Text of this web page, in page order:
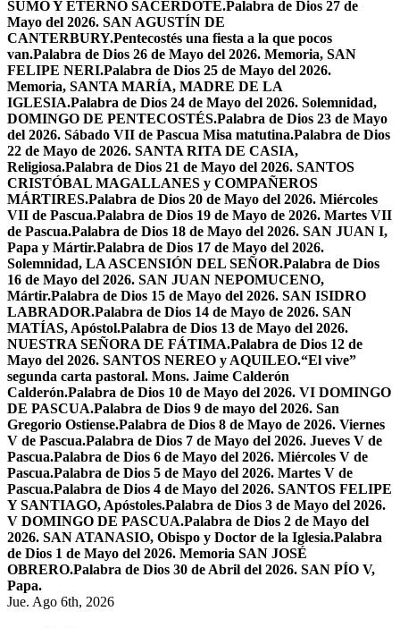
SUMO Y ETERNO SACERDOTE.Palabra de Dios 27 de
Mayo del 2026. SAN AGUSTÍN DE
CANTERBURY.Pentecostés una fiesta a la que pocos
van.Palabra de Dios 26 de Mayo del 2026. Memoria, SAN
FELIPE NERI.Palabra de Dios 25 de Mayo del 2026.
Memoria, SANTA MARÍA, MADRE DE LA
IGLESIA.Palabra de Dios 24 de Mayo del 2026. Solemnidad,
DOMINGO DE PENTECOSTÉS.Palabra de Dios 23 de Mayo
del 2026. Sábado VII de Pascua Misa matutina.Palabra de Dios
22 de Mayo de 2026. SANTA RITA DE CASIA,
Religiosa.Palabra de Dios 21 de Mayo del 2026. SANTOS
CRISTÓBAL MAGALLANES y COMPAÑEROS
MÁRTIRES.Palabra de Dios 20 de Mayo del 2026. Miércoles
VII de Pascua.Palabra de Dios 19 de Mayo de 2026. Martes VII
de Pascua.Palabra de Dios 18 de Mayo del 2026. SAN JUAN I,
Papa y Mártir.Palabra de Dios 17 de Mayo del 2026.
Solemnidad, LA ASCENSIÓN DEL SEÑOR.Palabra de Dios
16 de Mayo del 2026. SAN JUAN NEPOMUCENO,
Mártir.Palabra de Dios 15 de Mayo del 2026. SAN ISIDRO
LABRADOR.Palabra de Dios 14 de Mayo de 2026. SAN
MATÍAS, Apóstol.Palabra de Dios 13 de Mayo del 2026.
NUESTRA SEÑORA DE FÁTIMA.Palabra de Dios 12 de
Mayo del 2026. SANTOS NEREO y AQUILEO.“El vive”
segunda carta pastoral. Mons. Jaime Calderón
Calderón.Palabra de Dios 10 de Mayo del 2026. VI DOMINGO
DE PASCUA.Palabra de Dios 9 de mayo del 2026. San
Gregorio Ostiense.Palabra de Dios 8 de Mayo de 2026. Viernes
V de Pascua.Palabra de Dios 7 de Mayo del 2026. Jueves V de
Pascua.Palabra de Dios 6 de Mayo del 2026. Miércoles V de
Pascua.Palabra de Dios 5 de Mayo del 2026. Martes V de
Pascua.Palabra de Dios 4 de Mayo del 2026. SANTOS FELIPE
Y SANTIAGO, Apóstoles.Palabra de Dios 3 de Mayo del 2026.
V DOMINGO DE PASCUA.Palabra de Dios 2 de Mayo del
2026. SAN ATANASIO, Obispo y Doctor de la Iglesia.Palabra
de Dios 1 de Mayo del 2026. Memoria SAN JOSÉ
OBRERO.Palabra de Dios 30 de Abril del 2026. SAN PÍO V,
Papa.
Jue. Ago 6th, 2026